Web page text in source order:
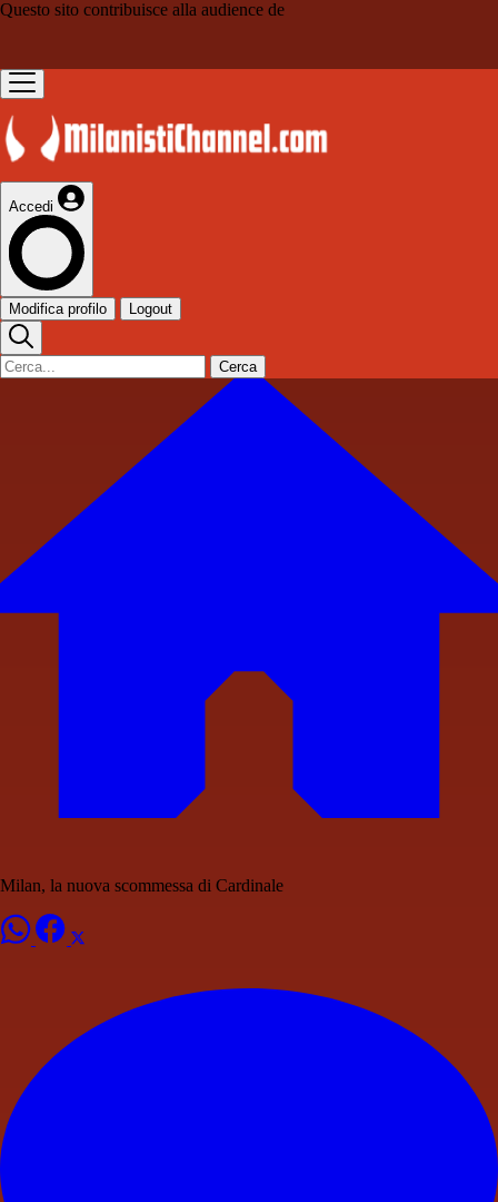
Questo sito contribuisce alla audience de
Accedi
Modifica profilo Logout
Cerca
Milan, la nuova scommessa di Cardinale